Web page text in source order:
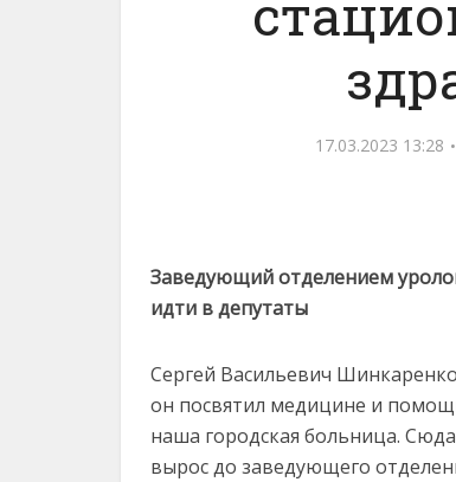
17.03.2023 13:28
Заведующий отделением
идти в депутаты
Сергей Васильевич
он посвятил медицине и
наша городская больница.
вырос до заведующего